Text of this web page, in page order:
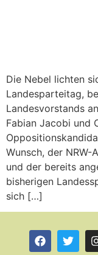
Die Nebel lichten
Landesparteitag,
Landesvorstands
Fabian Jacobi und
Wunsch, der
und der bereits
bisherigen
sich […]